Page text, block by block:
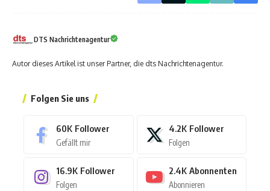
DTS Nachrichtenagentur
Autor dieses Artikel ist unser Partner, die dts Nachrichtenagentur.
Folgen Sie uns
60K Follower
Gefällt mir
4.2K Follower
Folgen
16.9K Follower
Folgen
2.4K Abonnenten
Abonnieren